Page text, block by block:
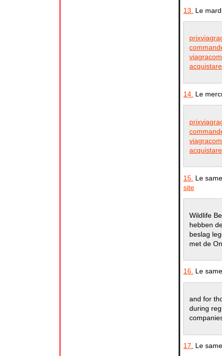
13. Le
14. Le
15. Le
site
Wildlife
hebben
beslag
met de
16. Le
and for
during
17. Le